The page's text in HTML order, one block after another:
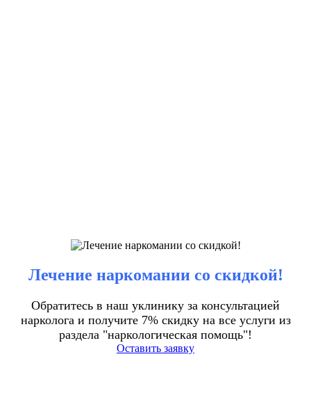
Лечение наркомании со скидкой!
Обратитесь в наш уклинику за консультацией
нарколога и получите 7% скидку на все услуги из
раздела "наркологическая помощь"!
Оставить заявку